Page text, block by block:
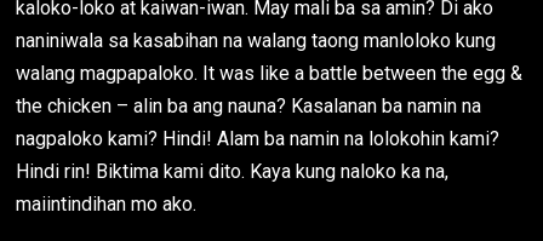
kaloko-loko at kaiwan-iwan. May mali ba sa amin? Di ako
naniniwala sa kasabihan na walang taong manloloko kung
walang magpapaloko. It was like a battle between the egg &
the chicken – alin ba ang nauna? Kasalanan ba namin na
nagpaloko kami? Hindi! Alam ba namin na lolokohin kami?
Hindi rin! Biktima kami dito. Kaya kung naloko ka na,
maiintindihan mo ako.